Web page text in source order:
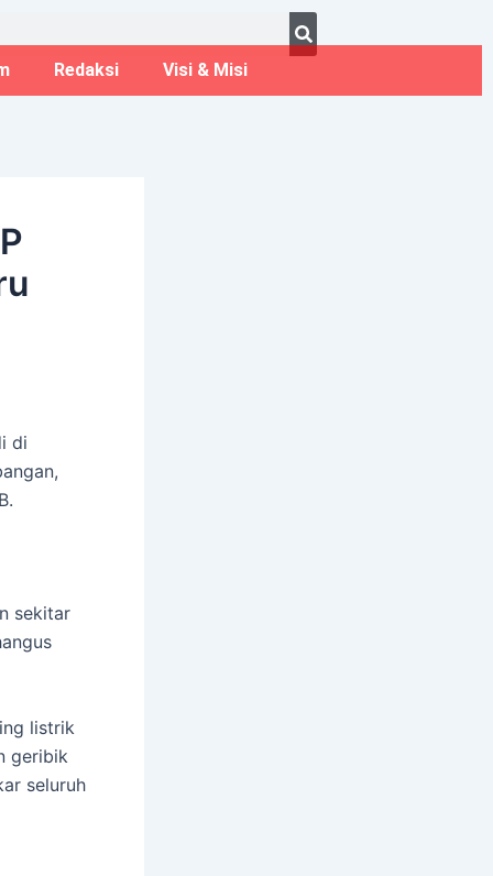
Redaksi Visi & Misi
di
sekitar
listrik
geribik
seluruh